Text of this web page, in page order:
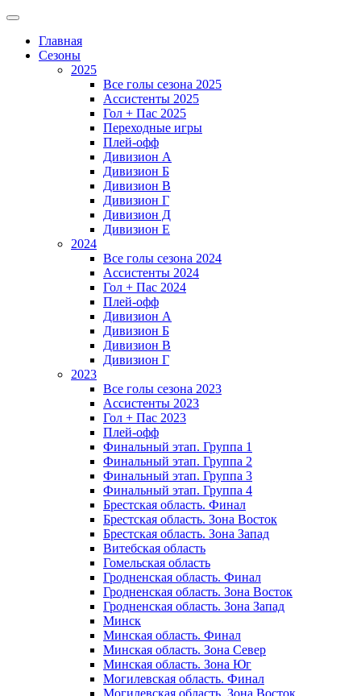
Главная
Сезоны
2025
Все голы сезона 2025
Ассистенты 2025
Гол + Пас 2025
Переходные игры
Плей-офф
Дивизион A
Дивизион Б
Дивизион В
Дивизион Г
Дивизион Д
Дивизион Е
2024
Все голы сезона 2024
Ассистенты 2024
Гол + Пас 2024
Плей-офф
Дивизион A
Дивизион Б
Дивизион В
Дивизион Г
2023
Все голы сезона 2023
Ассистенты 2023
Гол + Пас 2023
Плей-офф
Финальный этап. Группа 1
Финальный этап. Группа 2
Финальный этап. Группа 3
Финальный этап. Группа 4
Брестская область. Финал
Брестская область. Зона Восток
Брестская область. Зона Запад
Витебская область
Гомельская область
Гродненская область. Финал
Гродненская область. Зона Восток
Гродненская область. Зона Запад
Минск
Минская область. Финал
Минская область. Зона Север
Минская область. Зона Юг
Могилевская область. Финал
Могилевская область. Зона Восток